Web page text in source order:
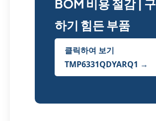
BOM 비용 절감 | 구
하기 힘든 부품
클릭하여 보기
TMP6331QDYARQ1 →